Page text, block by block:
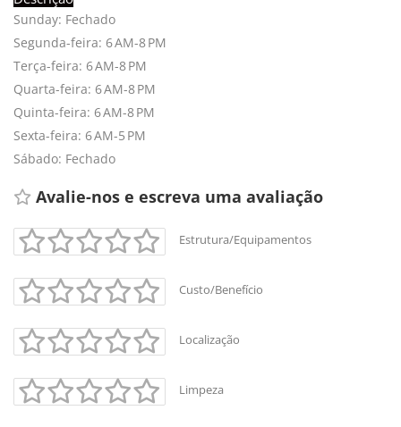
+-
Leaflet
Sunday: Fechado
Segunda-feira: 6 AM-8 PM
Terça-feira: 6 AM-8 PM
Quarta-feira: 6 AM-8 PM
Quinta-feira: 6 AM-8 PM
Sexta-feira: 6 AM-5 PM
Sábado: Fechado
Avalie-nos e escreva uma avaliação
Estrutura/Equipamentos
Custo/Benefício
Localização
Limpeza